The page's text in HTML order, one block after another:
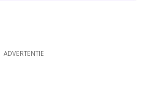
ADVERTENTIE